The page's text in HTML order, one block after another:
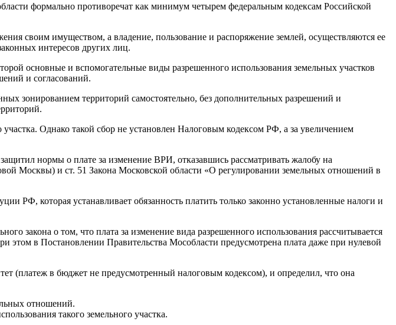
формально противоречат как минимум четырем федеральным кодексам Российской
своим имуществом, а владение, пользование и распоряжение землей, осуществляются ее
интересов других лиц.
основные и вспомогательные виды разрешенного использования земельных участков
и согласований.
зонированием территорий самостоятельно, без дополнительных разрешений и
Однако такой сбор не установлен Налоговым кодексом РФ, а за увеличением
нормы о плате за изменение ВРИ, отказавшись рассматривать жалобу на
Москвы) и ст. 51 Закона Московской области «О регулировании земельных отношений в
РФ, которая устанавливает обязанность платить только законно установленные налоги и
закона о том, что плата за изменение вида разрешенного использования рассчитывается
этом в Постановлении Правительства Мособласти предусмотрена плата даже при нулевой
(платеж в бюджет не предусмотренный налоговым кодексом), и определил, что она
отношений.
такого земельного участка.